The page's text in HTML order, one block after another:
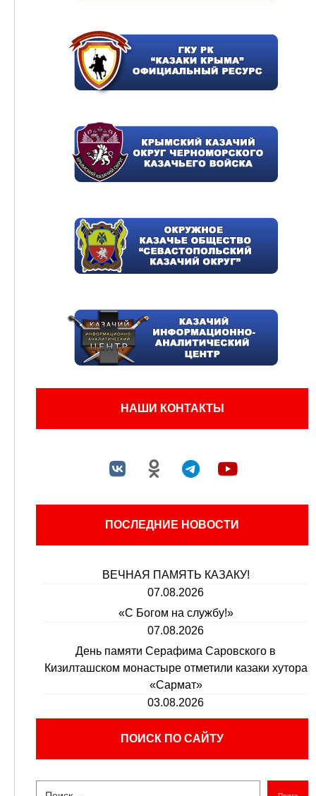
НАШИ КОНТАКТЫ
ПОСЛЕДНИЕ НОВОСТИ
ВЕЧНАЯ ПАМЯТЬ КАЗАКУ!
07.08.2026
«С Богом на службу!»
07.08.2026
День памяти Серафима Саровского в
Кизилташском монастыре отметили казаки хутора
«Сармат»
03.08.2026
ПОИСК ПО САЙТУ